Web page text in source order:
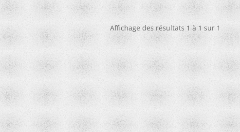
Affichage des résultats 1 à 1 sur 1